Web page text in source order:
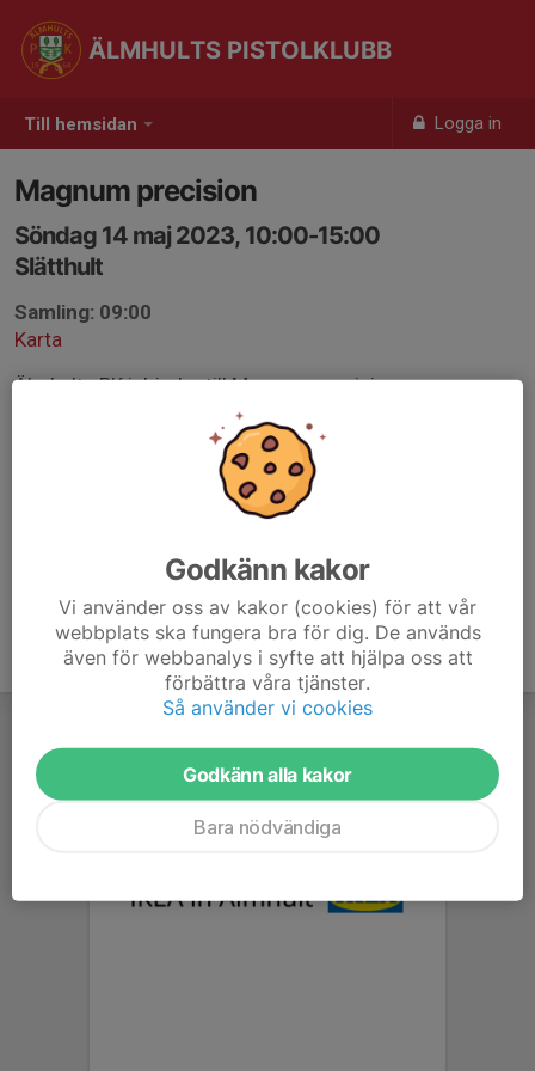
Till hemsidan Logga in
ÄLMHULTS PISTOLKLUBB
Magnum precision
Söndag 14 maj 2023, 10:00-15:00
Slätthult
Samling: 09:00
Karta
Älmhults PK inbjuder till Magnum precision
Tävlingsinbjudan Magnum Precision 2023.pdf
Godkänn kakor
Vi använder oss av kakor (cookies) för att vår
webbplats ska fungera bra för dig. De används
även för webbanalys i syfte att hjälpa oss att
förbättra våra tjänster.
Så använder vi cookies
Godkänn alla kakor
Bara nödvändiga